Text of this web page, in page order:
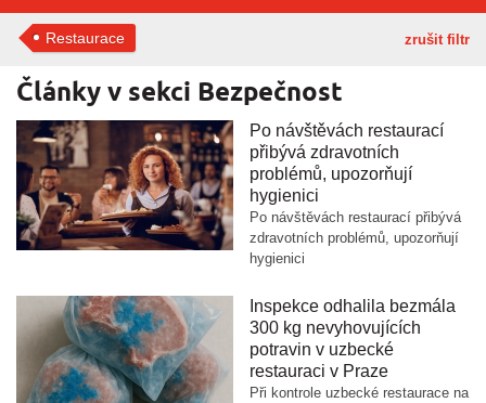
zrušit filtr
Restaurace
Články v sekci Bezpečnost
Po návštěvách restaurací
přibývá zdravotních
problémů, upozorňují
hygienici
Po návštěvách restaurací přibývá
zdravotních problémů, upozorňují
hygienici
Inspekce odhalila bezmála
300 kg nevyhovujících
potravin v uzbecké
restauraci v Praze
Při kontrole uzbecké restaurace na